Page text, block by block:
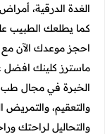
الغدة الدرقية،
كما يطلعك الطبيب
احجز موعدك الآن
ماسترز كلينك افضل
الخبرة في مجال طب
والتعقيم، والتمريض
والتحاليل لراحتك